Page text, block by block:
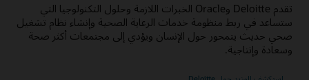
تقدم Deloitte وOracle الخبرات اللازمة وحلول التكنولوجيا التي
ستساعد في ربط منظومة خدمات الرعاية الصحية وإنشاء نظام تشغيل
صحي حديث يتمحور حول الإنسان ويؤدي إلى مجتمعات أكثر صحة
وسعادة وإنتاجية.